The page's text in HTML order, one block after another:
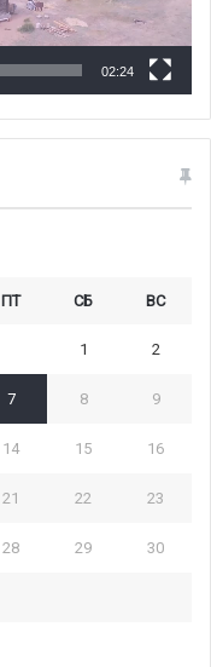
02:24
ПТ СБ ВС
1 2
7 8 9
14 15 16
21 22 23
28 29 30